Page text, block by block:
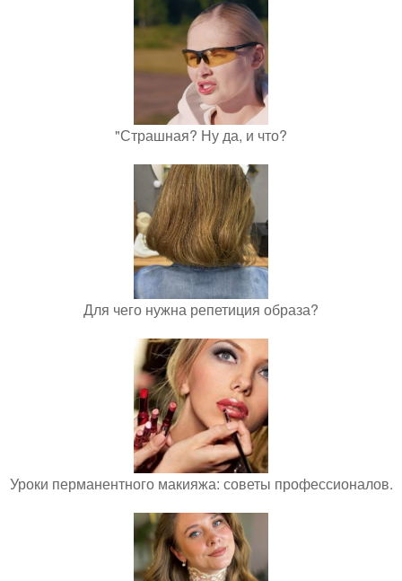
"Страшная? Ну да, и что?
Для чего нужна репетиция образа?
Уроки перманентного макияжа: советы профессионалов.